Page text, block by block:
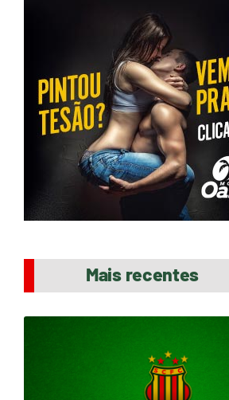
Mais recentes